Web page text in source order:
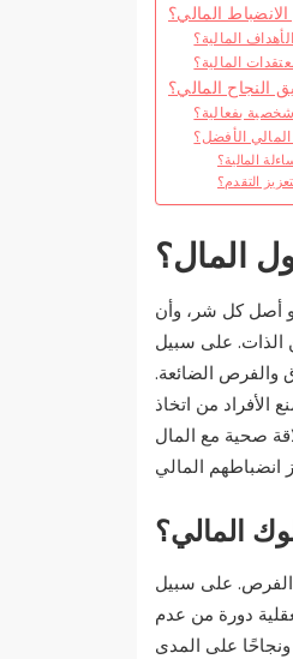
المالي؟
المالية؟
المالية؟
النجاح المالي؟
بفعالية؟
المالي الأفضل؟
المالية؟
التقدم؟
المال؟
أصل كل شر، وأن
الذات. على سبيل
والفرص الضائعة.
الأفراد من اتخاذ
صحية مع المال
المالي؟
الفرص. على سبيل
دورة من عدم
ونجاحًا على المدى